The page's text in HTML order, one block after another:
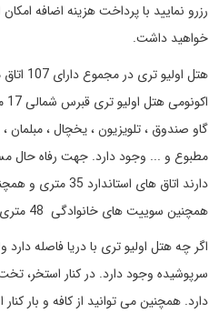
رزرو نمایید با پرداخت هزینه اضافه
خواهید داشت.
هتل
گاو صندوق ، تلویزیون ، یخچال ، مبلمان
مطبوع و ... وجود دارد. جهت رفاه حال
همچنین سوییت های خانوادگی 48 متری نیز در هتل اولیو تری وجود دارند.
اگر چه هتل اولیو تری با دریا فاصله
سرپوشیده وجود دارد. در کنار استخر،
دارد. همچنین می توانید از کافه و بار